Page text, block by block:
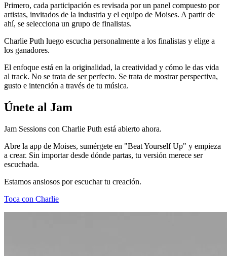
Primero, cada participación es revisada por un panel compuesto por
artistas, invitados de la industria y el equipo de Moises. A partir de
ahí, se selecciona un grupo de finalistas.
Charlie Puth luego escucha personalmente a los finalistas y elige a
los ganadores.
El enfoque está en la originalidad, la creatividad y cómo le das vida
al track. No se trata de ser perfecto. Se trata de mostrar perspectiva,
gusto e intención a través de tu música.
Únete al Jam
Jam Sessions con Charlie Puth está abierto ahora.
Abre la app de Moises, sumérgete en "Beat Yourself Up" y empieza
a crear. Sin importar desde dónde partas, tu versión merece ser
escuchada.
Estamos ansiosos por escuchar tu creación.
Toca con Charlie